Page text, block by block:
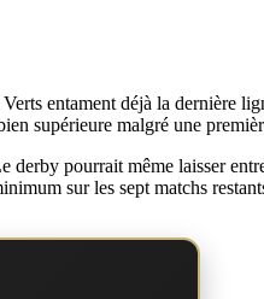
entament déjà la dernière
supérieure malgré une
derby pourrait même laisser
sur les sept matchs